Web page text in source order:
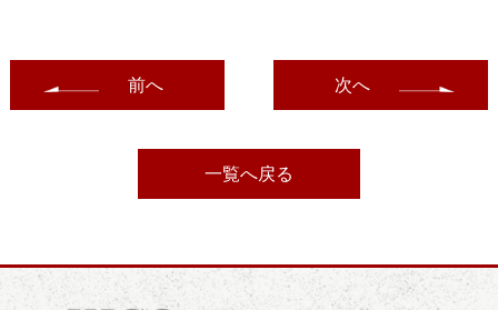
前へ
一覧へ戻る
次へ